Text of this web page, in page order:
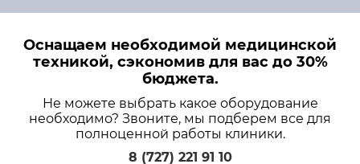
Оснащаем необходимой медицинской
техникой, сэкономив для вас до 30%
бюджета.
Не можете выбрать какое оборудование
необходимо? Звоните, мы подберем все для
полноценной работы клиники.
8 (727) 221 91 10